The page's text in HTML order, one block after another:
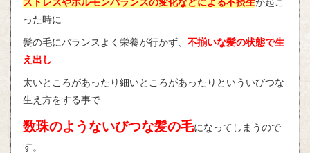
ストレスやホルモンバランスの変化などによる不摂生が起こ
った時に
髪の毛にバランスよく栄養が行かず、 不揃いな髪の状態で生
え出し
太いところがあったり細いところがあったりといういびつな
生え方をする事で
数珠のようないびつな髪の毛になってしまうので
す。